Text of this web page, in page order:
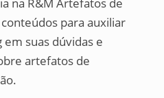
para auxiliar
suas dúvidas e
artefatos de